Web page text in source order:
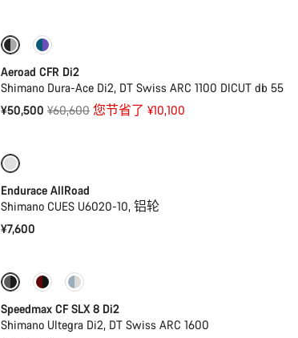
-17%
Aeroad CFR Di2
Shimano Dura-Ace Di2, DT Swiss ARC 1100 DICUT db 55
¥50,500 原
¥60,600 您节省了 ¥10,100
Endurace AllRoad
Shimano CUES U6020-10, 铝轮
¥7,600
全新 功率计
Speedmax CF SLX 8 Di2
Shimano Ultegra Di2, DT Swiss ARC 1600